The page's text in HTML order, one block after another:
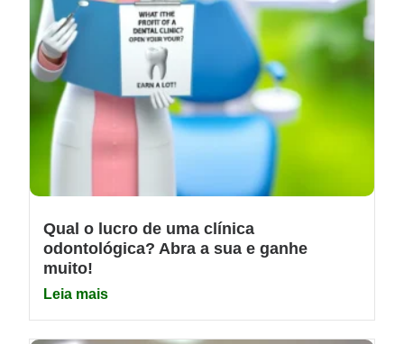
Qual o lucro de uma clínica
odontológica? Abra a sua e ganhe
muito!
Leia mais